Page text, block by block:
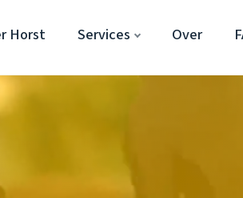
Horst Services Over